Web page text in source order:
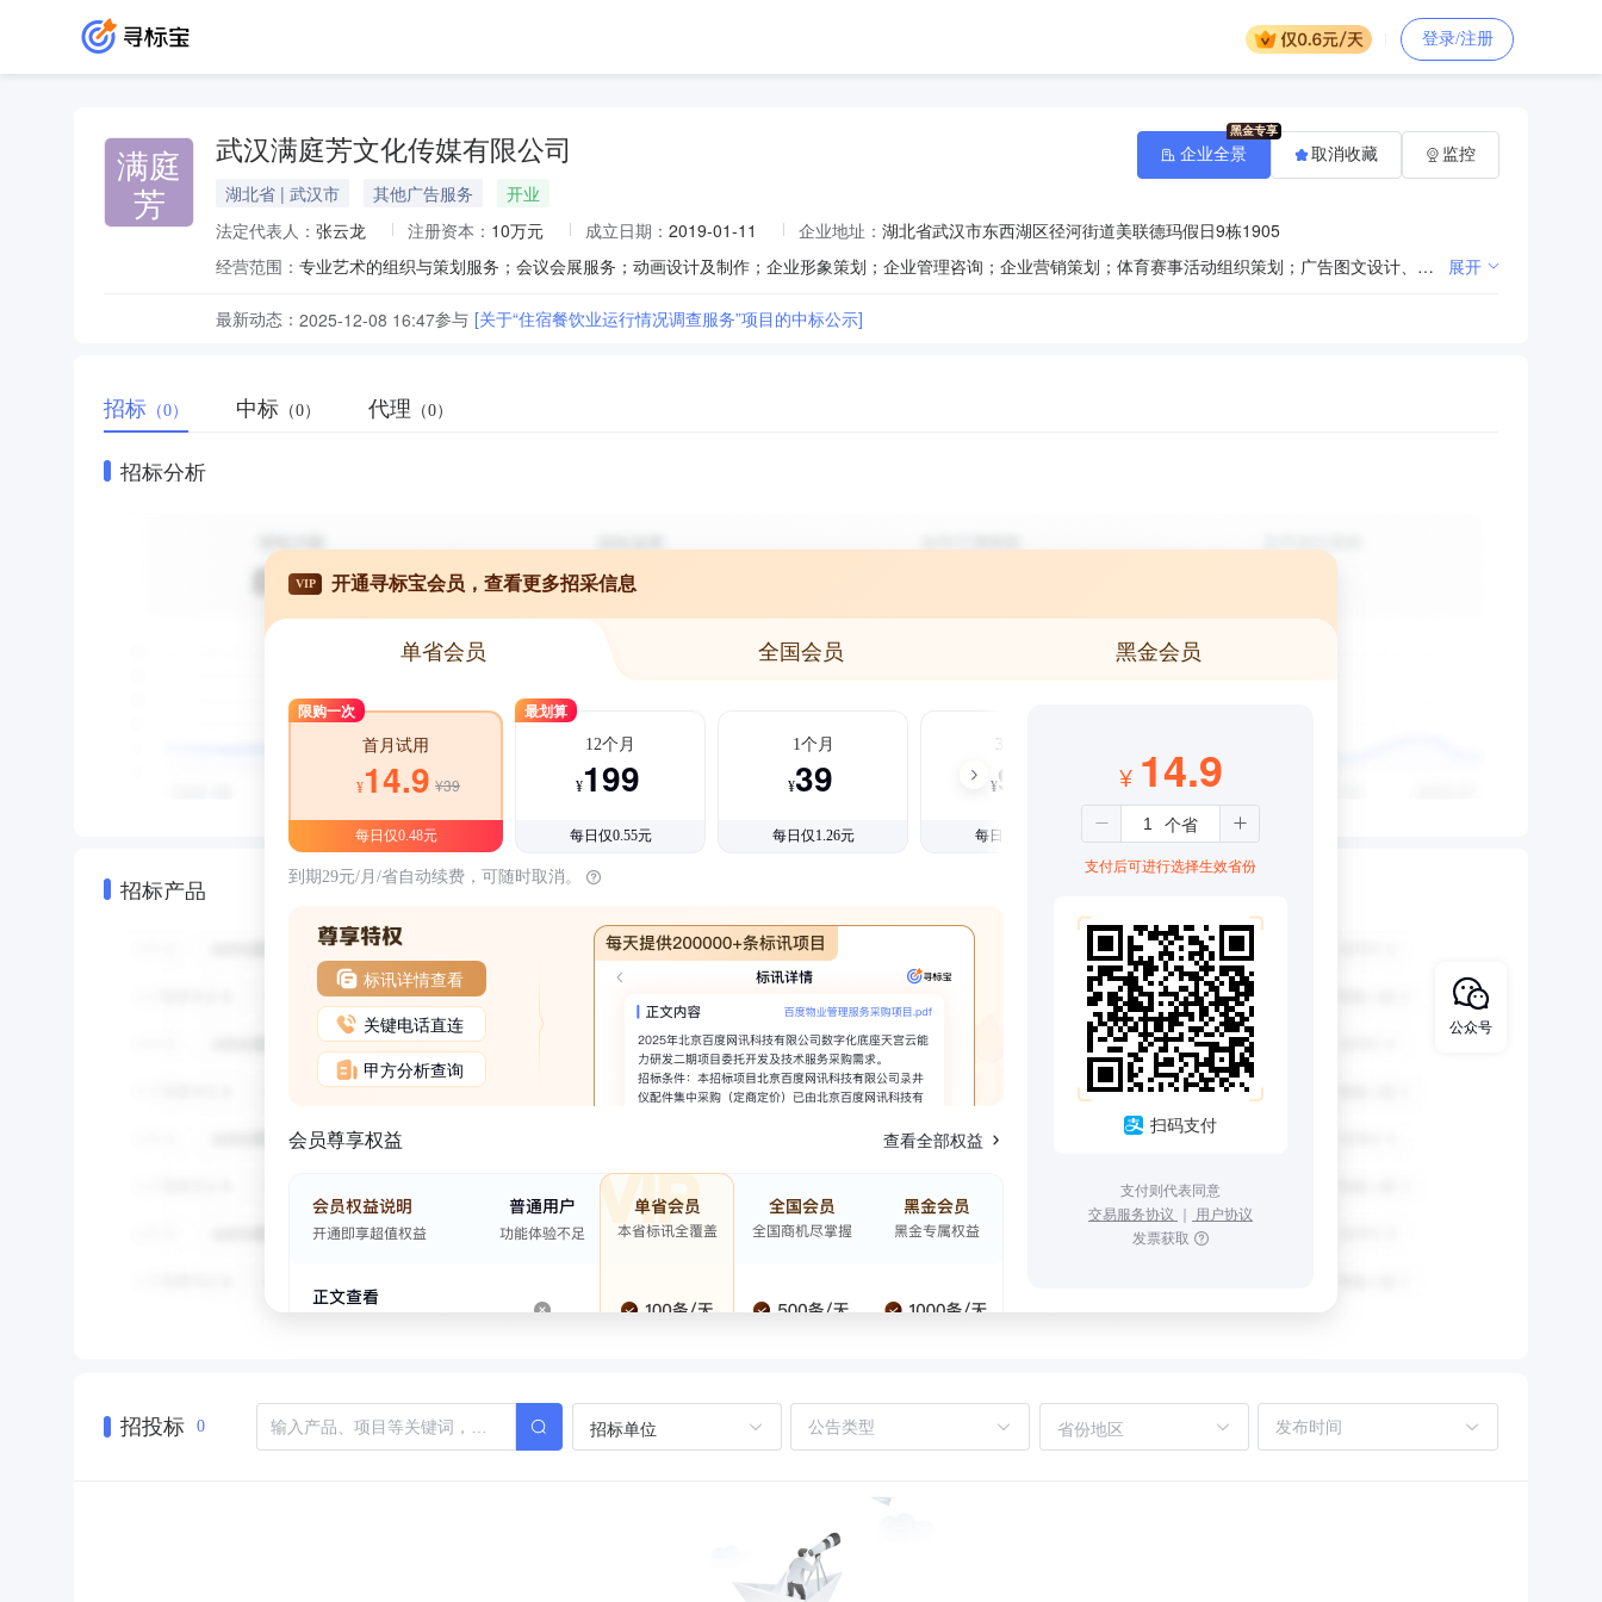
登录/注册
满庭
芳
武汉满庭芳文化传媒有限公司
湖北省 | 武汉市 其他广告服务
开业
法定代表人： 张云龙 注册资本： 10万元 成立日期： 2019-01-11 企业地址： 湖北省武汉市东西湖区径河街道美联德玛假日9栋1905
经营范围：
专业艺术的组织与策划服务；会议会展服务；动画设计及制作；企业形象策划；企业管理咨询；企业营销策划；体育赛事活动组织策划；广告图文设计、制作、代理及发布；计算机软硬件技术服务、技术转让；办公用品、体育用品、电子产品的销售。（依法须经审批的项目，经相关部门审批后方可开展经营活动） 展开
最新动态： 2025-12-08 16:47参与 [关于“住宿餐饮业运行情况调查服务”项目的中标公示]
企业全景 取消收藏 监控
招标 （0） 中标 （0） 代理 （0）
招标分析
招标产品
VIP 开通寻标宝会员，查看更多招采信息
单省会员 全国会员 黑金会员
限购一次
首月试用
¥14.9 ¥39
每日仅0.48元
最划算
12个月
¥199
每日仅0.55元
1个月
¥39
每日仅1.26元
3个月
¥99
每日仅1.08元
到期29元/月/省自动续费，可随时取消。
标讯详情查看
关键电话直连
甲方分析查询
会员尊享权益 查看全部权益
¥ 14.9
支付后可进行选择生效省份
扫码支付
支付则代表同意
交易服务协议 ｜ 用户协议
发票获取
招投标 0 招标单位 省份地区
公众号